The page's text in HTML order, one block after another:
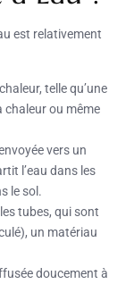
est relativement
telle qu’une
chaleur ou même
vers un
l’eau dans les
le sol.
tubes, qui sont
un matériau
doucement à